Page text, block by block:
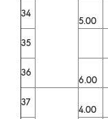
34
5.00
35
36
6.00
37
4.00